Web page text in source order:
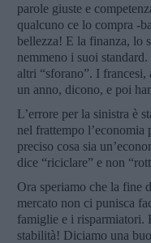
parole giuste e
qualcuno ce lo compra -
bellezza! E la finanza, lo
nemmeno i suoi
altri “sforano”. I
un anno, dicono, e poi
L’errore per la sinistra è
nel frattempo l’economia
preciso cosa sia
dice “riciclare” e non
Ora speriamo che la fine
mercato non ci punisca
famiglie e i risparmiatori.
stabilità! Diciamo una